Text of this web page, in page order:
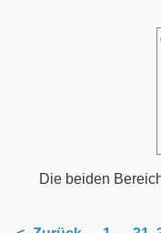
Die beiden